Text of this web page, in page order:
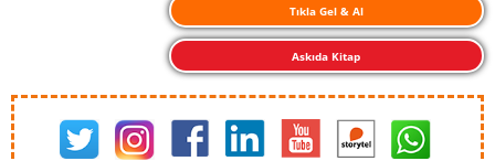
Tıkla Gel & Al
Askıda Kitap